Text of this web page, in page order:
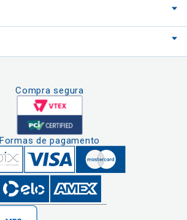
Compra segura
Formas de pagamento